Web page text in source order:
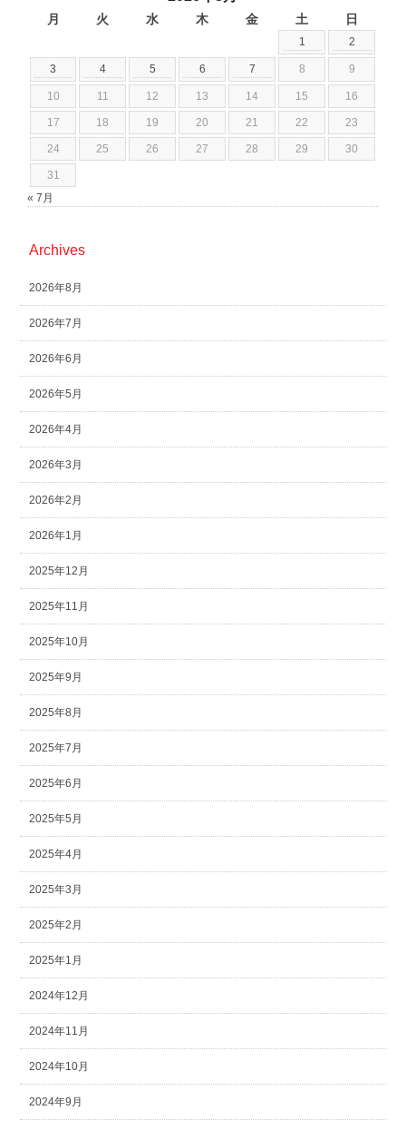
月 火 水 木 金 土 日
1 2
3 4 5 6 7 8 9
10 11 12 13 14 15 16
17 18 19 20 21 22 23
24 25 26 27 28 29 30
31
« 7月
Archives
2026年8月
2026年7月
2026年6月
2026年5月
2026年4月
2026年3月
2026年2月
2026年1月
2025年12月
2025年11月
2025年10月
2025年9月
2025年8月
2025年7月
2025年6月
2025年5月
2025年4月
2025年3月
2025年2月
2025年1月
2024年12月
2024年11月
2024年10月
2024年9月